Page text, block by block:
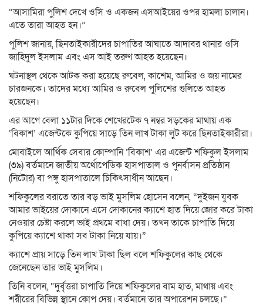
“আসামিরা পুলিশ দেখে ওসি ও একজন এসআইয়ের ওপর হামলা চালান।
এতে তারা আহত হন।”
পুলিশ জানায়, ছিনতাইকারীদের চাপাতির আঘাতে আদাবর থানার ওসি
জাহিদুল ইসলাম এবং এস আই তরুণ আহত হয়েছেন।
ঘটনাস্থল থেকে আটক করা হয়েছে রুবেল, কাশেম, আমির ও জয় নামের
চারজনকে। তাদের মধ্যে আমির ও রুবেল পুলিশের গুলিতে আহত
হয়েছেন।
এর আগে বেলা ১১টার দিকে শেখেরটেক ৭ নম্বর সড়কের মাথায় এক
‘বিকাশ’ এজেন্টকে কুপিয়ে সাড়ে তিন লাখ টাকা লুট করে ছিনতাইকারীরা।
মোবাইলে আর্থিক সেবার কোম্পানি ‘বিকাশ’ এর এজেন্ট শফিকুল ইসলাম
(৩৯) বর্তমানে জাতীয় অর্থোপেডিক হাসপাতাল ও পুনর্বাসন প্রতিষ্ঠান
(নিটোর) বা পঙ্গু হাসপাতালে চিকিৎসাধীন আছেন।
শফিকুলের বরাতে তার বড় ভাই মুসলিম হোসেন বলেন, “দুইজন যুবক
আমার ভাইয়ের দোকানে এসে দোকানের ক্যাশে হাত দিয়ে জোর করে টাকা
নেওয়ার চেষ্টা করলে ভাই প্রথমে বাধা দেয়। তখন তাকে চাপাতি দিয়ে
কুপিয়ে ক্যাশে থাকা সব টাকা নিয়ে যায়।”
ক্যাশে প্রায় সাড়ে তিন লাখ টাকা ছিল বলে শফিকুলের কাছ থেকে
জেনেছেন তার ভাই মুসলিম।
তিনি বলেন, “দুর্বৃত্তরা চাপাতি দিয়ে শফিকুলের বাম হাত, মাথায় এবং
শরীরের বিভিন্ন স্থানে কোপ দেয়। বর্তমানে তার অপারেশন চলছে।”